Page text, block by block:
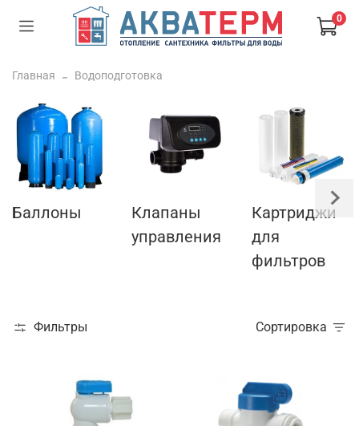
0
Главная Водоподготовка
Баллоны
Клапаны
управления
Картриджи
для
фильтров
Фильтры Сортировка